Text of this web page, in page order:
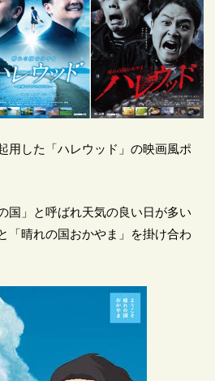
用した「ハレウッド」の映画風ポ
国」と呼ばれ天気の良い日が多い
「晴れの国おかやま」を掛け合わ